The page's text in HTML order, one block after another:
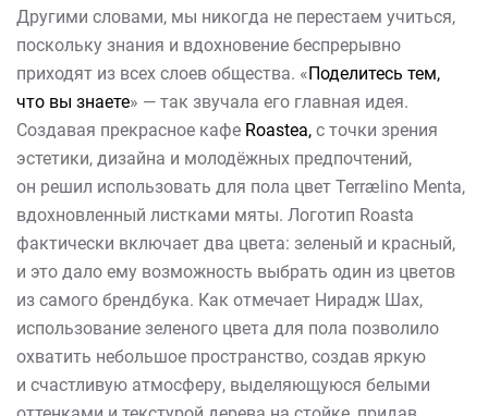
Другими словами, мы никогда не перестаем учиться,
поскольку знания и вдохновение беспрерывно
приходят из всех слоев общества. «Поделитесь тем,
что вы знаете» — так звучала его главная идея.
Создавая прекрасное кафе Roastea, с точки зрения
эстетики, дизайна и молодёжных предпочтений,
он решил использовать для пола цвет Terrælino Menta,
вдохновленный листками мяты. Логотип Roasta
фактически включает два цвета: зеленый и красный,
и это дало ему возможность выбрать один из цветов
из самого брендбука. Как отмечает Нирадж Шах,
использование зеленого цвета для пола позволило
охватить небольшое пространство, создав яркую
и счастливую атмосферу, выделяющуюся белыми